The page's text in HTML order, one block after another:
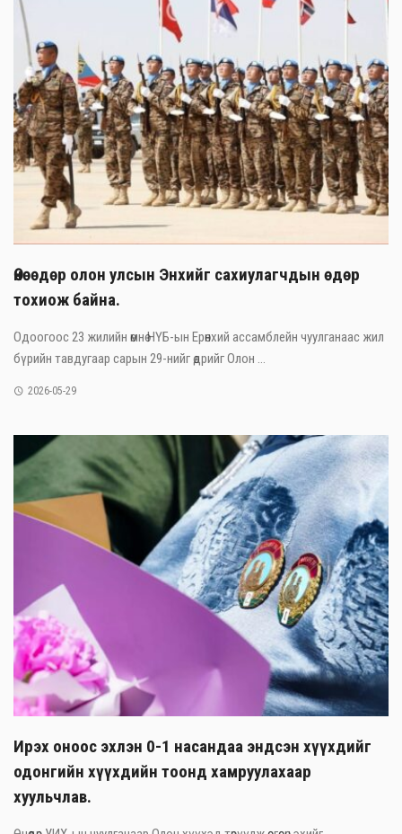
Өнөөдөр олон улсын Энхийг сахиулагчдын өдөр
тохиож байна.
Одоогоос 23 жилийн өмнө НҮБ-ын Ерөнхий ассамблейн чуулганаас жил
бүрийн тавдугаар сарын 29-нийг өдрийг Олон ...
2026-05-29
Ирэх оноос эхлэн 0-1 насандаа эндсэн хүүхдийг
одонгийн хүүхдийн тоонд хамруулахаар
хуульчлав.